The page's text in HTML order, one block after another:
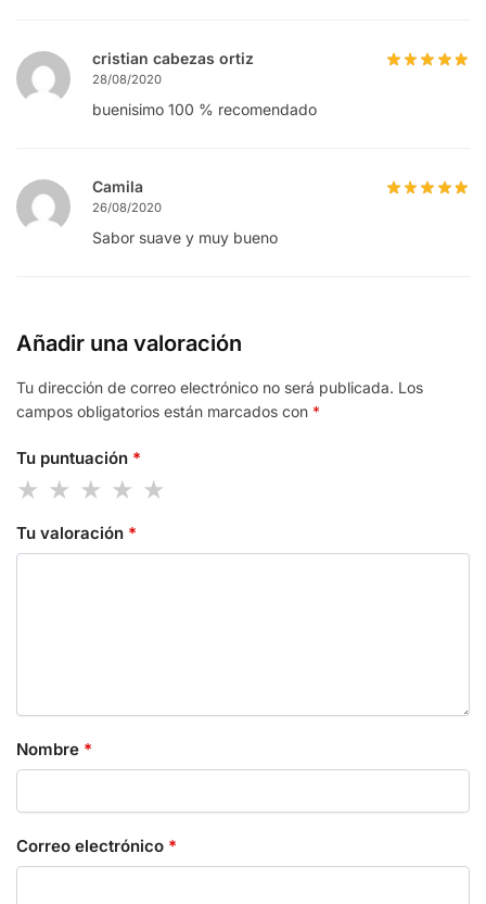
cristian cabezas ortiz
28/08/2020
buenisimo 100 % recomendado
Camila
26/08/2020
Sabor suave y muy bueno
Añadir una valoración
Tu dirección de correo electrónico no será publicada. Los
campos obligatorios están marcados con *
Tu puntuación *
Tu valoración *
Nombre *
Correo electrónico *